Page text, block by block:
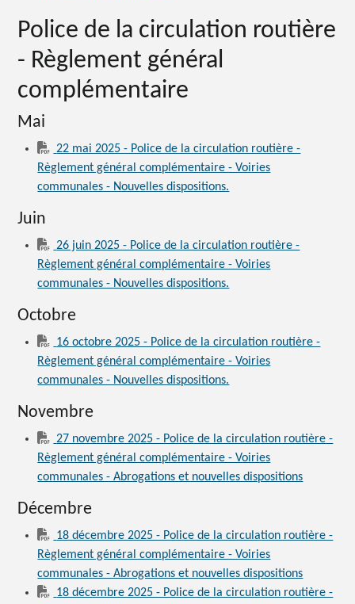
Police de la circulation routière
- Règlement général
complémentaire
Mai
22 mai 2025 - Police de la circulation routière -
Règlement général complémentaire - Voiries
communales - Nouvelles dispositions.
Juin
26 juin 2025 - Police de la circulation routière -
Règlement général complémentaire - Voiries
communales - Nouvelles dispositions.
Octobre
16 octobre 2025 - Police de la circulation routière -
Règlement général complémentaire - Voiries
communales - Nouvelles dispositions.
Novembre
27 novembre 2025 - Police de la circulation routière -
Règlement général complémentaire - Voiries
communales - Abrogations et nouvelles dispositions
Décembre
18 décembre 2025 - Police de la circulation routière -
Règlement général complémentaire - Voiries
communales - Abrogations et nouvelles dispositions
18 décembre 2025 - Police de la circulation routière -